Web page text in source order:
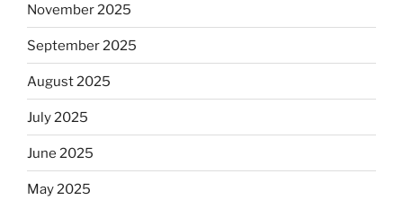
November 2025
September 2025
August 2025
July 2025
June 2025
May 2025